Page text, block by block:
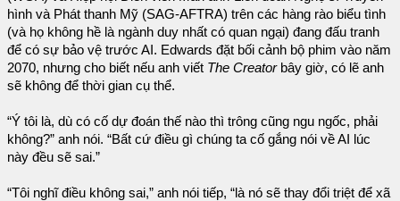
hình và Phát thanh Mỹ (SAG-AFTRA) trên các hàng rào biểu tình
(và họ không hề là ngành duy nhất có quan ngại) đang đấu tranh
để có sự bảo vệ trước AI. Edwards đặt bối cảnh bộ phim vào năm
2070, nhưng cho biết nếu anh viết The Creatorbây giờ, có lẽ anh
sẽ không để thời gian cụ thể.
“Ý tôi là, dù có cố dự đoán thế nào thì trông cũng ngu ngốc, phải
không?” anh nói. “Bất cứ điều gì chúng ta cố gắng nói về AI lúc
này đều sẽ sai.”
“Tôi nghĩ điều không sai,” anh nói tiếp, “là nó sẽ thay đổi triệt để xã